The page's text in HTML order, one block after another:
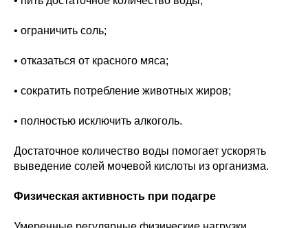
• ограничить соль;
• отказаться от красного мяса;
• сократить потребление животных жиров;
• полностью исключить алкоголь.
Достаточное количество воды помогает ускорять
выведение солей мочевой кислоты из организма.
Физическая активность при подагре